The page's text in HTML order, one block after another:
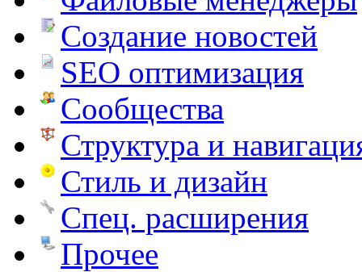
Создание новостей
SEO оптимизация
Сообщества
Структура и
Стиль и дизайн
Спец. расширения
Прочее